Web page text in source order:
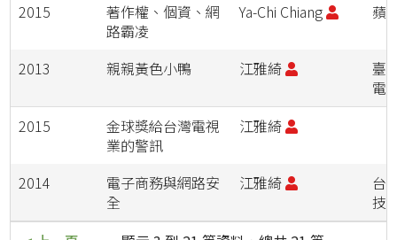
2015
著作權、個資、網
路霸凌
Ya-Chi Chiang 蘋
2013 親親黃色小鴨 江雅綺
臺
電
2015
金球獎給台灣電視
業的警訊
江雅綺
2014
電子商務與網路安
全
江雅綺
台
技